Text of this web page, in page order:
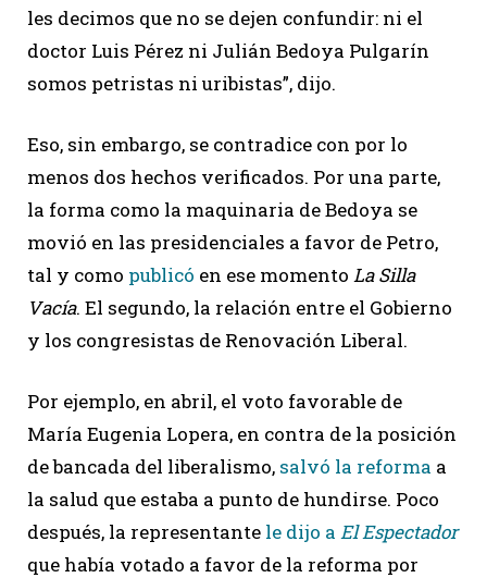
les decimos que no se dejen confundir: ni el
doctor Luis Pérez ni Julián Bedoya Pulgarín
somos petristas ni uribistas”, dijo.
Eso, sin embargo, se contradice con por lo
menos dos hechos verificados. Por una parte,
la forma como la maquinaria de Bedoya se
movió en las presidenciales a favor de Petro,
tal y como publicó en ese momento La Silla
Vacía. El segundo, la relación entre el Gobierno
y los congresistas de Renovación Liberal.
Por ejemplo, en abril, el voto favorable de
María Eugenia Lopera, en contra de la posición
de bancada del liberalismo, salvó la reforma a
la salud que estaba a punto de hundirse. Poco
después, la representante le dijo a El Espectador
que había votado a favor de la reforma por